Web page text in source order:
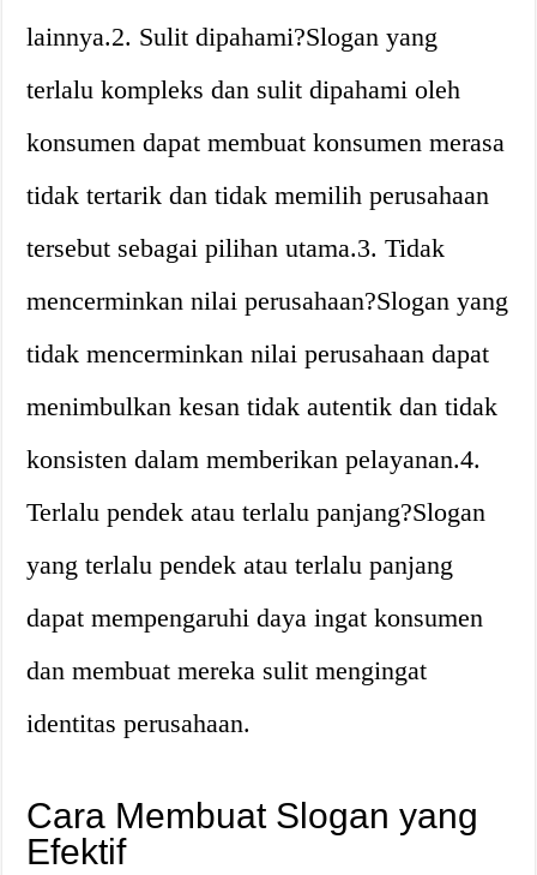
lainnya.2. Sulit dipahami?Slogan yang
terlalu kompleks dan sulit dipahami oleh
konsumen dapat membuat konsumen merasa
tidak tertarik dan tidak memilih perusahaan
tersebut sebagai pilihan utama.3. Tidak
mencerminkan nilai perusahaan?Slogan yang
tidak mencerminkan nilai perusahaan dapat
menimbulkan kesan tidak autentik dan tidak
konsisten dalam memberikan pelayanan.4.
Terlalu pendek atau terlalu panjang?Slogan
yang terlalu pendek atau terlalu panjang
dapat mempengaruhi daya ingat konsumen
dan membuat mereka sulit mengingat
identitas perusahaan.
Cara Membuat Slogan yang
Efektif